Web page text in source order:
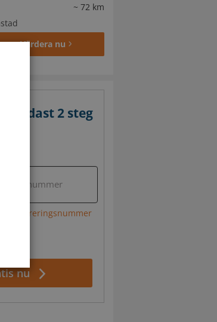
~ 72 km
Värdera nu
endast 2 steg
registreringsnummer
nu